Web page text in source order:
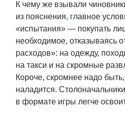
К чему же взывали
из пояснения, главное
«испытания» — покупать
необходимое, отказываясь
расходов»: на одежду,
на такси и на скромные
Короче, скромнее надо
наладится.
в формате игры легче